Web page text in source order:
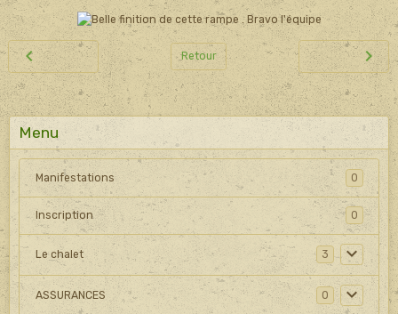
Retour
Menu
Manifestations 0
Inscription 0
Le chalet 3
ASSURANCES 0